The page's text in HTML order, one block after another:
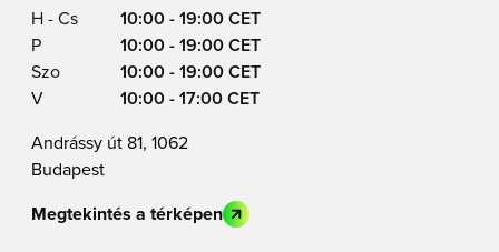
H - Cs
10:00 - 19:00 CET
P
10:00 - 19:00 CET
Szo
10:00 - 19:00 CET
V
10:00 - 17:00 CET
Andrássy út 81, 1062
Budapest
Megtekintés a térképen